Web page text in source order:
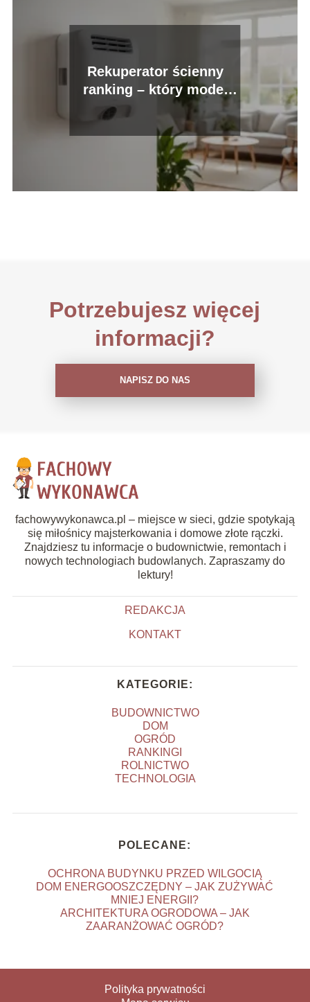
Rekuperator ścienny
ranking – który model
wybrać do domu?
Potrzebujesz więcej
informacji?
NAPISZ DO NAS
fachowywykonawca.pl – miejsce w sieci, gdzie spotykają
się miłośnicy majsterkowania i domowe złote rączki.
Znajdziesz tu informacje o budownictwie, remontach i
nowych technologiach budowlanych. Zapraszamy do
lektury!
REDAKCJA
KONTAKT
KATEGORIE:
BUDOWNICTWO
DOM
OGRÓD
RANKINGI
ROLNICTWO
TECHNOLOGIA
POLECANE:
OCHRONA BUDYNKU PRZED WILGOCIĄ
DOM ENERGOOSZCZĘDNY – JAK ZUŻYWAĆ
MNIEJ ENERGII?
ARCHITEKTURA OGRODOWA – JAK
ZAARANŻOWAĆ OGRÓD?
Polityka prywatności